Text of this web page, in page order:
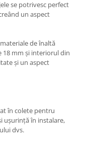
se potrivesc perfect
un aspect
de înaltă
18 mm și interiorul din
și un aspect
în colete pentru
ușurință în instalare,
dvs.